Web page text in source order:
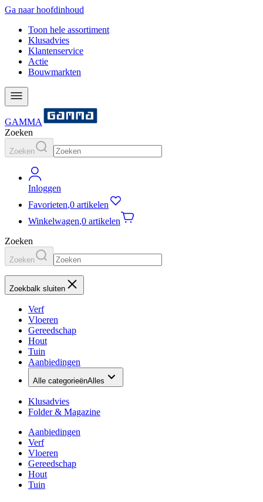
Ga naar hoofdinhoud
Toon hele assortiment
Klusadvies
Klantenservice
Actie
Bouwmarkten
GAMMA
Zoeken
Zoeken
Inloggen
Favorieten,0 artikelen
Winkelwagen,0 artikelen
Zoeken
Zoeken
Zoekbalk sluiten
Verf
Vloeren
Gereedschap
Hout
Tuin
Aanbiedingen
Alle categorieënAlles
Klusadvies
Folder & Magazine
Aanbiedingen
Verf
Vloeren
Gereedschap
Hout
Tuin